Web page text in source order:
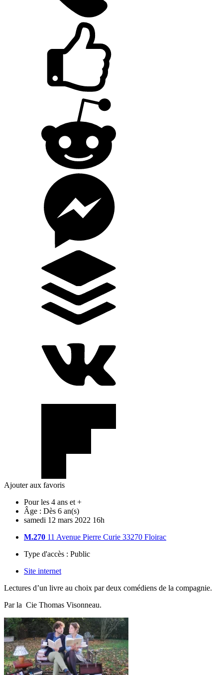
Ajouter aux favoris
Pour les 4 ans et +
Âge : Dès 6 an(s)
samedi 12 mars 2022 16h
M.270 11 Avenue Pierre Curie 33270 Floirac
Type d'accès : Public
Site internet
Lectures d’un livre au choix par deux comédiens de la compagnie.
Par la Cie Thomas Visonneau.